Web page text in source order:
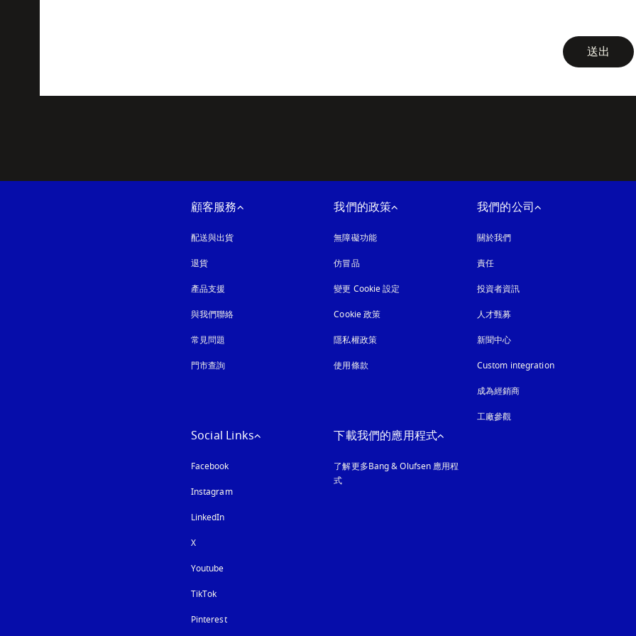
送出
顧客服務
配送與出貨
退貨
產品支援
與我們聯絡
常見問題
門市查詢
我們的政策
無障礙功能以新標籤頁開啟
仿冒品以新標籤頁開啟
變更 Cookie 設定
Cookie 政策
隱私權政策以新標籤頁開啟
使用條款
我們的公司
關於我們
責任
投資者資訊
人才甄募
新聞中心
Custom integration
成為經銷商
工廠參觀
Social Links
Facebook
Instagram以新標籤頁開啟
LinkedIn
X
Youtube
TikTok
Pinterest
下載我們的應用程式
了解更多Bang & Olufsen 應用程
式